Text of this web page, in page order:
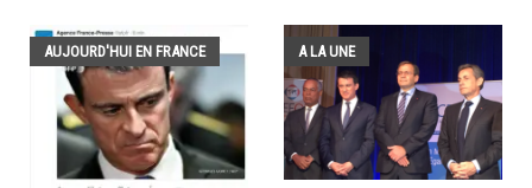
AUJOURD'HUI EN FRANCE A LA UNE